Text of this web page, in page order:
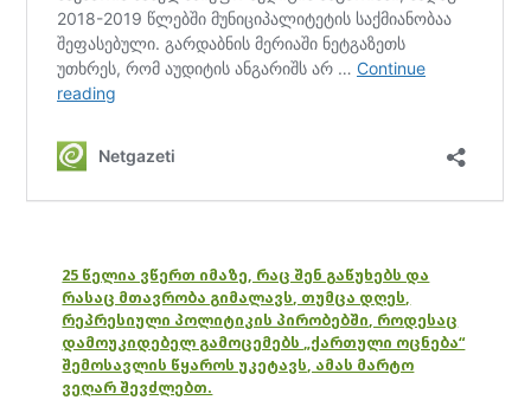
25 წელია ვწერთ იმაზე, რაც შენ გაწუხებს და
რასაც მთავრობა გიმალავს, თუმცა დღეს,
რეპრესიული პოლიტიკის პირობებში, როდესაც
დამოუკიდებელ გამოცემებს „ქართული ოცნება“
შემოსავლის წყაროს უკეტავს, ამას მარტო
ვეღარ შევძლებთ.